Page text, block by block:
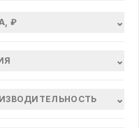
₽ ⌄
⌄
⌄